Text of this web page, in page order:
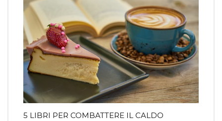
5 LIBRI PER COMBATTERE IL CALDO